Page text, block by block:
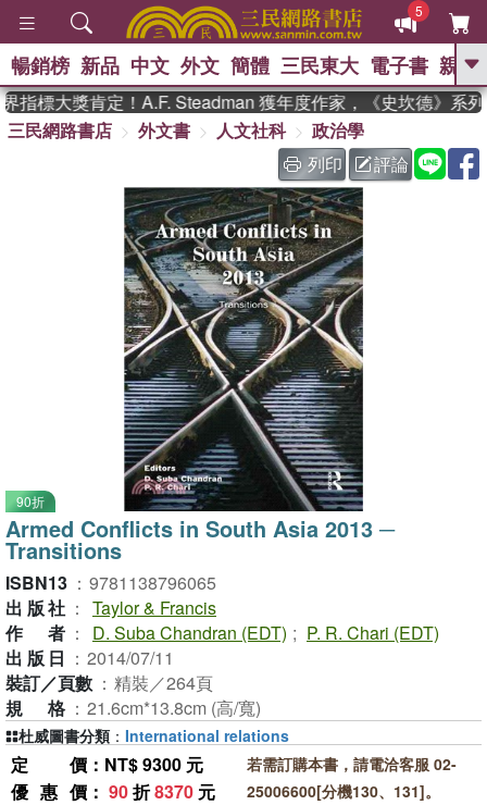
5
GO
熱搜： 東野圭吾 、 The Odyssey
、 如果歷史是一群喵 、 暑期
國際布克獎 臺灣漫遊錄 、 方
念華 、 台灣的李登輝時代
孩：黎曼猜想 、 偉大的迷走神經
暢銷榜 新品 中文 外文 簡體 三民東大 電子書 親子
標大獎肯定！A.F. Steadman 獲年度作家，《史坎德》系列
三民網路書店
外文書 人文社科
政治學
列印
評論
90折
Armed Conflicts in South Asia 2013 ─
Transitions
ISBN13 ： 9781138796065
出版社 ： Taylor & Francis
作者 ： D. Suba Chandran (EDT) ; P. R. Chari (EDT)
出版日 ： 2014/07/11
裝訂／頁數 ： 精裝／264頁
規格 ： 21.6cm*13.8cm (高/寬)
定價 ：NT$ 9300 元
優惠價 ： 90折8370 元
若需訂購本書，請電洽客服 02-
25006600[分機130、131]。
杜威圖書分類 ： International relations